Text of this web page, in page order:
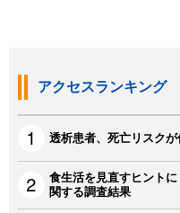
アクセスランキング
透析患者、死亡リスクが
食生活を見直すヒント
関する調査結果